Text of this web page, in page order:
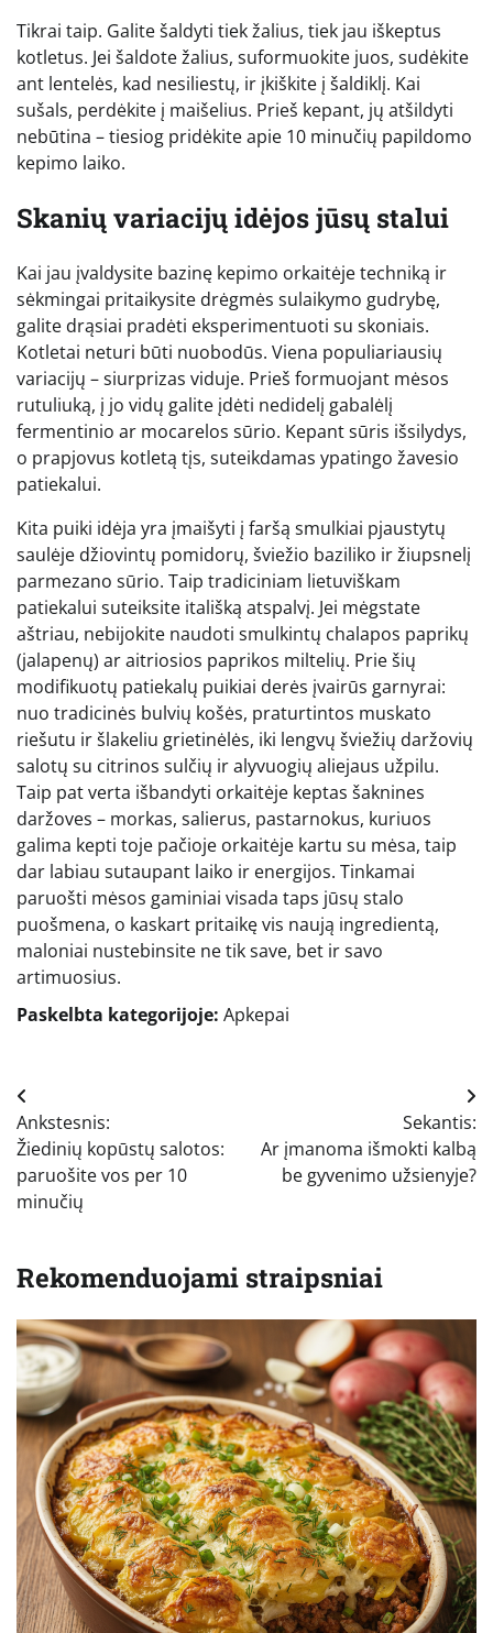
Tikrai taip. Galite šaldyti tiek žalius, tiek jau iškeptus
kotletus. Jei šaldote žalius, suformuokite juos, sudėkite
ant lentelės, kad nesiliestų, ir įkiškite į šaldiklį. Kai
sušals, perdėkite į maišelius. Prieš kepant, jų atšildyti
nebūtina – tiesiog pridėkite apie 10 minučių papildomo
kepimo laiko.
Skanių variacijų idėjos jūsų stalui
Kai jau įvaldysite bazinę kepimo orkaitėje techniką ir
sėkmingai pritaikysite drėgmės sulaikymo gudrybę,
galite drąsiai pradėti eksperimentuoti su skoniais.
Kotletai neturi būti nuobodūs. Viena populiariausių
variacijų – siurprizas viduje. Prieš formuojant mėsos
rutuliuką, į jo vidų galite įdėti nedidelį gabalėlį
fermentinio ar mocarelos sūrio. Kepant sūris išsilydys,
o prapjovus kotletą tįs, suteikdamas ypatingo žavesio
patiekalui.
Kita puiki idėja yra įmaišyti į faršą smulkiai pjaustytų
saulėje džiovintų pomidorų, šviežio baziliko ir žiupsnelį
parmezano sūrio. Taip tradiciniam lietuviškam
patiekalui suteiksite itališką atspalvį. Jei mėgstate
aštriau, nebijokite naudoti smulkintų chalapos paprikų
(jalapenų) ar aitriosios paprikos miltelių. Prie šių
modifikuotų patiekalų puikiai derės įvairūs garnyrai:
nuo tradicinės bulvių košės, praturtintos muskato
riešutu ir šlakeliu grietinėlės, iki lengvų šviežių daržovių
salotų su citrinos sulčių ir alyvuogių aliejaus užpilu.
Taip pat verta išbandyti orkaitėje keptas šaknines
daržoves – morkas, salierus, pastarnokus, kuriuos
galima kepti toje pačioje orkaitėje kartu su mėsa, taip
dar labiau sutaupant laiko ir energijos. Tinkamai
paruošti mėsos gaminiai visada taps jūsų stalo
puošmena, o kaskart pritaikę vis naują ingredientą,
maloniai nustebinsite ne tik save, bet ir savo
artimuosius.
Paskelbta kategorijoje: Apkepai
Navigacija
tarp
įrašų
Ankstesnis:
Žiedinių kopūstų salotos:
paruošite vos per 10
minučių
Sekantis:
Ar įmanoma išmokti kalbą
be gyvenimo užsienyje?
Rekomenduojami straipsniai